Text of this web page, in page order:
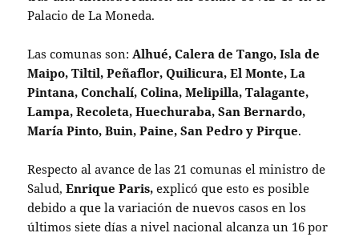
Palacio de La Moneda.
Las comunas son:Alhué, Calera de Tango, Isla de
Maipo, Tiltil, Peñaflor, Quilicura, El Monte, La
Pintana, Conchalí, Colina, Melipilla, Talagante,
Lampa, Recoleta, Huechuraba, San Bernardo,
María Pinto, Buin, Paine, San Pedro y Pirque.
Respecto al avance de las 21 comunas el ministro de
Salud,Enrique Paris, explicó que esto es posible
debido a que la variación de nuevos casos en los
últimos siete días a nivel nacional alcanza un 16 por